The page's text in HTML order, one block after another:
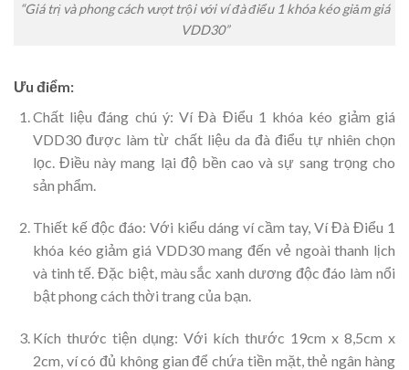
“Giá trị và phong cách vượt trội với ví đà điểu 1 khóa kéo giảm giá
VDD30”
Ưu điểm:
Chất liệu đáng chú ý: Ví Đà Điểu 1 khóa kéo giảm giá
VDD30 được làm từ chất liệu da đà điểu tự nhiên chọn
lọc. Điều này mang lại độ bền cao và sự sang trọng cho
sản phẩm.
Thiết kế độc đáo: Với kiểu dáng ví cầm tay, Ví Đà Điểu 1
khóa kéo giảm giá VDD30 mang đến vẻ ngoài thanh lịch
và tinh tế. Đặc biệt, màu sắc xanh dương độc đáo làm nổi
bật phong cách thời trang của bạn.
Kích thước tiện dụng: Với kích thước 19cm x 8,5cm x
2cm, ví có đủ không gian để chứa tiền mặt, thẻ ngân hàng